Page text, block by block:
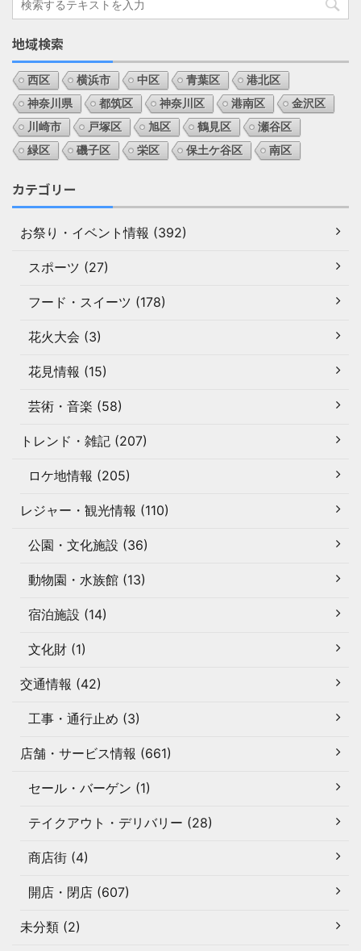
地域検索
西区 横浜市 中区 青葉区
港北区
神奈川県
都筑区 神奈川区 港南区
金沢区
川崎市
戸塚区 旭区 鶴見区
瀬谷区
緑区
磯子区 栄区 保土ケ谷区 南区
カテゴリー
お祭り・イベント情報 (392)
スポーツ (27)
フード・スイーツ (178)
花火大会 (3)
花見情報 (15)
芸術・音楽 (58)
トレンド・雑記 (207)
ロケ地情報 (205)
レジャー・観光情報 (110)
公園・文化施設 (36)
動物園・水族館 (13)
宿泊施設 (14)
文化財 (1)
交通情報 (42)
工事・通行止め (3)
店舗・サービス情報 (661)
セール・バーゲン (1)
テイクアウト・デリバリー (28)
商店街 (4)
開店・閉店 (607)
未分類 (2)